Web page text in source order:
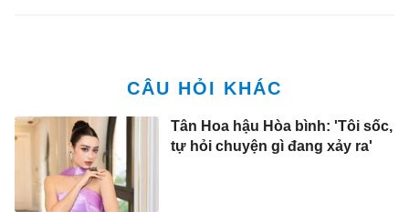
Tân Hoa hậu Hòa bình: 'Tôi sốc,
tự hỏi chuyện gì đang xảy ra'